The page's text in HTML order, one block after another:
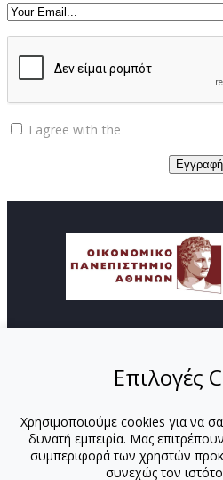
I agree with the
ΑΠΟΣΤΟΛΗ
ΠΡΟΓΡΑΜΜΑΤΑ
ΕΚΠΑΙΔΕΥΤΕΣ
ΕΚΠΑΙΔΕΥΤΕΣ-ΟΠΑ
Επιλογές
Χρησιμοποιούμε cookies για να
δυνατή εμπειρία. Μας
συμπεριφορά των χρηστών
συνεχώς τον